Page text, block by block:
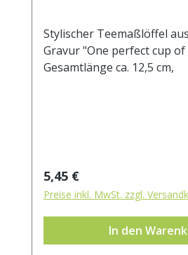
Stylischer Teemaßlöffel
Gravur "One perfect cup of
Gesamtlänge ca. 12,5 cm,
Regulärer Preis:
5,45 €
Preise inkl. MwSt. zzgl.
In den